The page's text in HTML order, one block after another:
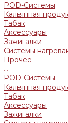
POD-Системы
Кальянная
Табак
Аксессуары
Зажигалки
Системы
Прочее
...
POD-Системы
Кальянная
Табак
Аксессуары
Зажигалки